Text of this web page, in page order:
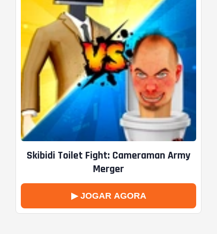
Skibidi Toilet Fight: Cameraman Army
Merger
▶ JOGAR AGORA